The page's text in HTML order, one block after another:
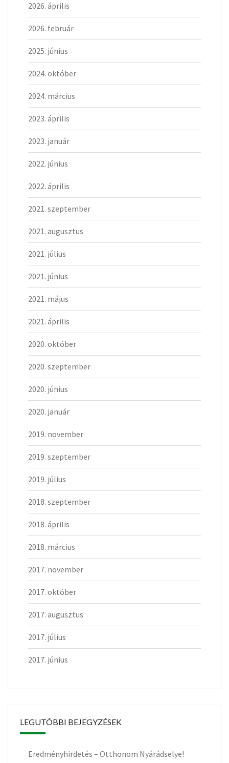
2026. április
2026. február
2025. június
2024. október
2024. március
2023. április
2023. január
2022. június
2022. április
2021. szeptember
2021. augusztus
2021. július
2021. június
2021. május
2021. április
2020. október
2020. szeptember
2020. június
2020. január
2019. november
2019. szeptember
2019. július
2018. szeptember
2018. április
2018. március
2017. november
2017. október
2017. augusztus
2017. július
2017. június
LEGUTÓBBI BEJEGYZÉSEK
Eredményhirdetés – Otthonom Nyárádselye!